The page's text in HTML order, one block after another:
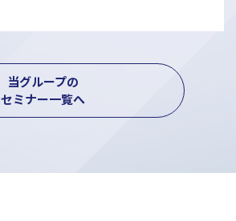
当グループの
セミナー一覧へ